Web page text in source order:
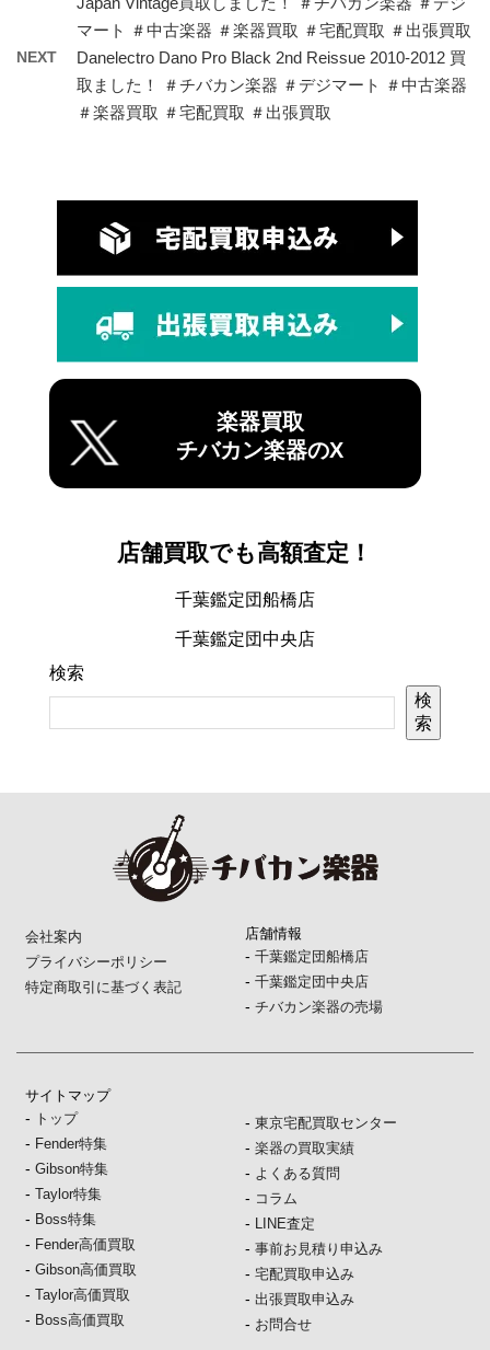
マート ＃中古楽器 ＃楽器買取 ＃宅配買取 ＃出張買取
NEXT
Danelectro Dano Pro Black 2nd Reissue 2010-2012 買
取ました！ ＃チバカン楽器 ＃デジマート ＃中古楽器
＃楽器買取 ＃宅配買取 ＃出張買取
楽器買取
チバカン楽器のX
店舗買取でも高額査定！
千葉鑑定団船橋店
千葉鑑定団中央店
検索
検
索
会社案内
プライバシーポリシー
特定商取引に基づく表記
店舗情報
- 千葉鑑定団船橋店
- 千葉鑑定団中央店
- チバカン楽器の売場
サイトマップ
- トップ
- Fender特集
-Gibson特集
-Taylor特集
- Boss特集
- Fender高価買取
-Gibson高価買取
-Taylor高価買取
- Boss高価買取
- 東京宅配買取センター
- 楽器の買取実績
- よくある質問
- コラム
- LINE査定
- 事前お見積り申込み
- 宅配買取申込み
- 出張買取申込み
- お問合せ